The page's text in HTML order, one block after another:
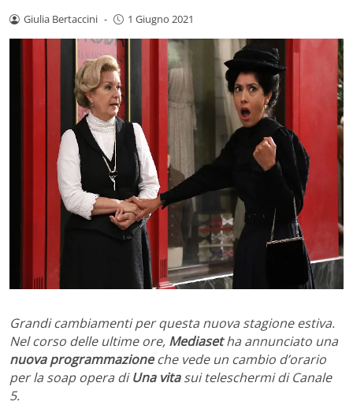
Giulia Bertaccini - 1 Giugno 2021
Grandi cambiamenti per questa nuova stagione estiva.
Nel corso delle ultime ore, Mediasetha annunciato una
nuova programmazioneche vede un cambio d’orario
per la soap opera diUna vitasui teleschermi di Canale
5.